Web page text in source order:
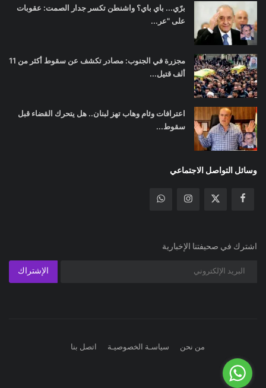
برّي... باي باي؟ واشنطن تكسر جدار الصمت: عقوبات
على "عر...
مجزرة في الجنوب: مصادر تكشف عن سقوط أكثر من 11
ألف قتيل...
اعترافات وئام وهاب تهز لبنان.. هل يتحرك القضاء قبل
سقوط...
وسائل التواصل الاجتماعي
اشترك في صحيفتنا الإخبارية
الإشتراك
من نحن سياسـة الخصوصيـة اتصل بنا